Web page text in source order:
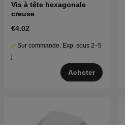
Vis à tête hexagonale
creuse
€4.02
Sur commande. Exp. sous 2–5
j
Acheter